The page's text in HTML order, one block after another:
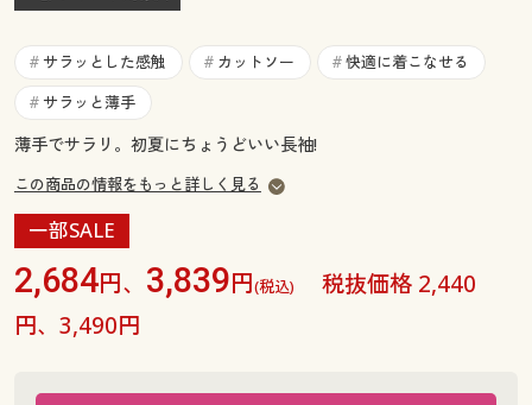
お気に入り
サポート
よくある質問とお問い合わせ
ご利用ガイド
よくある質問とお問い合わせ
# サラッとした感触 # カットソー # 快適に着こなせる
# サラッと薄手
薄手でサラリ。初夏にちょうどいい長袖!
この商品の情報をもっと詳しく見る
一部SALE
2,684円、 3,839円(税込)
税抜価格 2,440
円、3,490円